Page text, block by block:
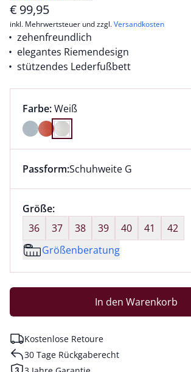
€ 99,95
inkl. Mehrwertsteuer und zzgl.Versandkosten
zehenfreundlich
elegantes Riemendesign
stützendes Lederfußbett
Farbauswahl:
Farbe:aktuell ausgewählt:
Weiß
Farbe Weiß ausgewählt
Dieser Artikel hat die Passform
Passform:Schuhweite G
Größenauswahl:
Größe:nichts ausgewählt
36
37 38 39 40 41
42
Größenberatung
In den Warenkorb
Kostenlose Retoure
30 Tage Rückgaberecht